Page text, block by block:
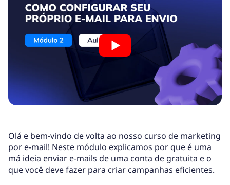
Olá e bem-vindo de volta ao nosso curso de marketing
por e-mail! Neste módulo explicamos por que é uma
má ideia enviar e-mails de uma conta de gratuita e o
que você deve fazer para criar campanhas eficientes.